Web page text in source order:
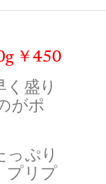
￥450
盛り
がポ
っぷり
プリプ